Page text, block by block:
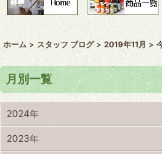
ホーム > スタッフ ブログ > 2019年11月 >
月別一覧
2024年
2023年